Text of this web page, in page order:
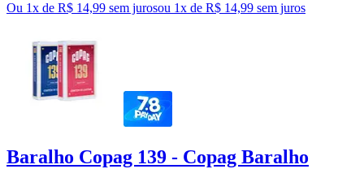
Ou 1x de R$ 14,99 sem jurosou 1x de R$ 14,99 sem juros
Baralho Copag 139 - Copag Baralho